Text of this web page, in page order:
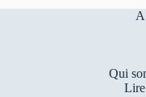
Qui
Lire